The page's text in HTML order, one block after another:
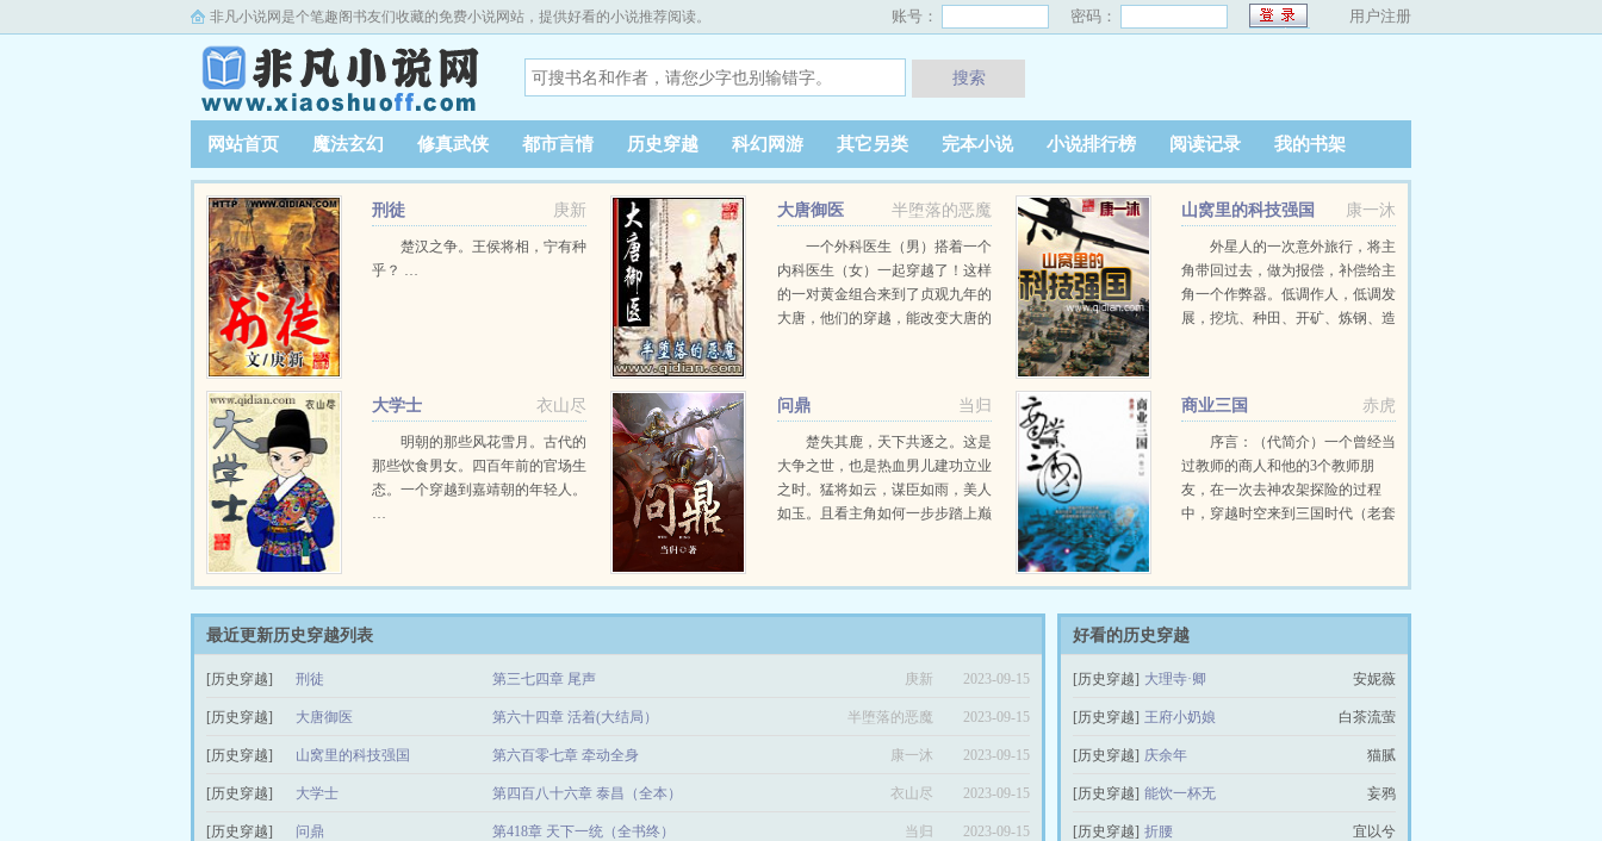
非凡小说网是个笔趣阁书友们收藏的免费小说网站，提供好看的小说推荐阅读。 账号： 密码： 用户注册
搜索
网站首页 魔法玄幻 修真武侠 都市言情 历史穿越 科幻网游 其它另类 完本小说 小说排行榜 阅读记录 我的书架
庚新
刑徒
楚汉之争。王侯将相，宁有种
乎？ …
半堕落的恶魔
大唐御医
一个外科医生（男）搭着一个
内科医生（女）一起穿越了！这样
的一对黄金组合来到了贞观九年的
大唐，他们的穿越，能改变大唐的
…
康一沐
山窝里的科技强国
外星人的一次意外旅行，将主
角带回过去，做为报偿，补偿给主
角一个作弊器。低调作人，低调发
展，挖坑、种田、开矿、炼钢、造
前先夹着尾巴低调做人。 …
衣山尽
大学士
明朝的那些风花雪月。古代的
那些饮食男女。四百年前的官场生
态。一个穿越到嘉靖朝的年轻人。
…
当归
问鼎
楚失其鹿，天下共逐之。这是
大争之世，也是热血男儿建功立业
之时。猛将如云，谋臣如雨，美人
如玉。且看主角如何一步步踏上巅
赤虎
商业三国
序言：（代简介）一个曾经当
过教师的商人和他的3个教师朋
友，在一次去神农架探险的过程
中，穿越时空来到三国时代（老套
中国现状，对于即将来临的五胡乱
汉民族长达300年的苦难，他们在
这乱世崛起，以商立国。利用发达
的经济和先进的产品，创建更适宜
的军队，推行他们的统一大业和殖
民计划。他们的…
最近更新历史穿越列表
[历史穿越] 刑徒 第三七四章 尾声 庚新 2023-09-15
[历史穿越] 大唐御医 第六十四章 活着(大结局） 半堕落的恶魔 2023-09-15
[历史穿越] 山窝里的科技强国 第六百零七章 牵动全身 康一沐 2023-09-15
[历史穿越] 大学士 第四百八十六章 泰昌（全本） 衣山尽 2023-09-15
[历史穿越] 问鼎 第418章 天下一统（全书终） 当归 2023-09-15
好看的历史穿越
[历史穿越] 大理寺·卿 安妮薇
[历史穿越] 王府小奶娘 白茶流萤
[历史穿越] 庆余年 猫腻
[历史穿越] 能饮一杯无 妄鸦
[历史穿越] 折腰 宜以兮